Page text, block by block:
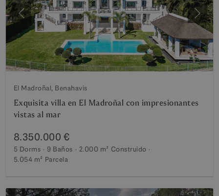
Anterior
El Madroñal, Benahavis
Exquisita villa en El Madroñal con impresionantes
vistas al mar
8.350.000 €
5 Dorms 9 Baños 2.000 m² Construido
5.054 m² Parcela